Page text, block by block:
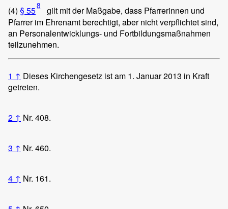
(4) § 558
gilt mit der Maßgabe, dass Pfarrerinnen und
Pfarrer im Ehrenamt berechtigt, aber nicht verpflichtet sind,
an Personalentwicklungs- und Fortbildungsmaßnahmen
teilzunehmen.
1 ↑ Dieses Kirchengesetz ist am 1. Januar 2013 in Kraft
getreten.
2 ↑ Nr. 408.
3 ↑ Nr. 460.
4 ↑ Nr. 161.